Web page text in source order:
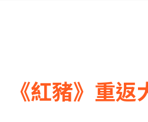
《紅豬》重